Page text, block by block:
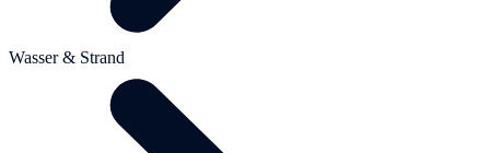
Wasser & Strand